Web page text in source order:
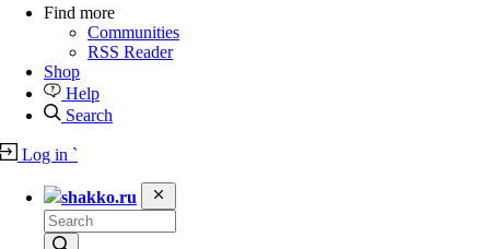
Find more
Communities
RSS Reader
Shop
Help
Search
Log in `
shakko.ru